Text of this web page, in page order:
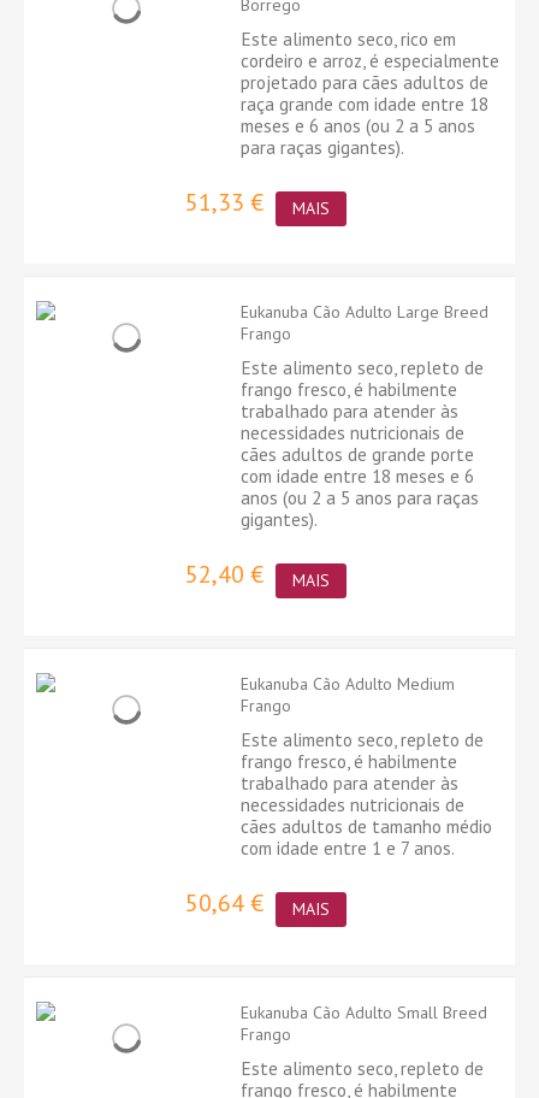
Borrego
Este alimento seco, rico em
cordeiro e arroz, é especialmente
projetado para cães adultos de
raça grande com idade entre 18
meses e 6 anos (ou 2 a 5 anos
para raças gigantes).
51,33 € MAIS
Eukanuba Cão Adulto Large Breed
Frango
Este alimento seco, repleto de
frango fresco, é habilmente
trabalhado para atender às
necessidades nutricionais de
cães adultos de grande porte
com idade entre 18 meses e 6
anos (ou 2 a 5 anos para raças
gigantes).
52,40 € MAIS
Eukanuba Cão Adulto Medium
Frango
Este alimento seco, repleto de
frango fresco, é habilmente
trabalhado para atender às
necessidades nutricionais de
cães adultos de tamanho médio
com idade entre 1 e 7 anos.
50,64 € MAIS
Eukanuba Cão Adulto Small Breed
Frango
Este alimento seco, repleto de
frango fresco, é habilmente